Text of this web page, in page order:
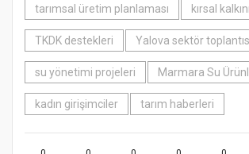
tarımsal üretim planlaması kırsal
TKDK destekleri Yalova sektör
su yönetimi projeleri Marmara Su
kadın girişimciler tarım haberleri